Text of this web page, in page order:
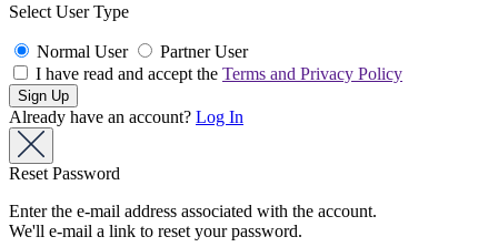
Select User Type
Normal User
Partner User
I have read and accept the Terms and Privacy Policy
Already have an account? Log In
Reset Password
Enter the e-mail address associated with the account.
We'll e-mail a link to reset your password.